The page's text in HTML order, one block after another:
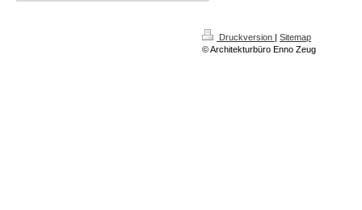
Druckversion | Sitemap
© Architekturbüro Enno Zeug